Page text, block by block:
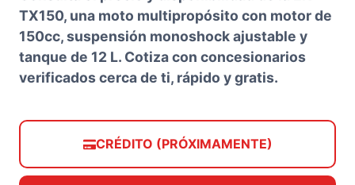
TX150, una moto multipropósito con motor de
150cc, suspensión monoshock ajustable y
tanque de 12 L. Cotiza con concesionarios
verificados cerca de ti, rápido y gratis.
CRÉDITO (PRÓXIMAMENTE)